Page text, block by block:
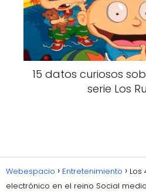
15 datos curiosos
serie Los
Webespacio Entretenimiento
electrónico en el reino Social media